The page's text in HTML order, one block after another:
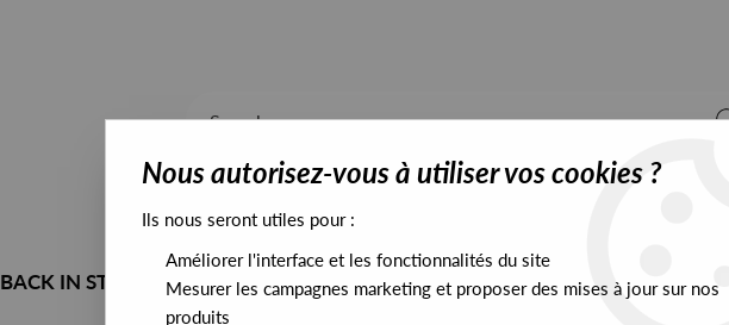
BACK IN STOCK ALL STOCK EXCLUSIVES PRESALES EXCLUSIVES
Nous autorisez-vous à utiliser vos cookies ?
Ils nous seront utiles pour :
Améliorer l'interface et les fonctionnalités du site
Mesurer les campagnes marketing et proposer des mises à jour sur nos
produits